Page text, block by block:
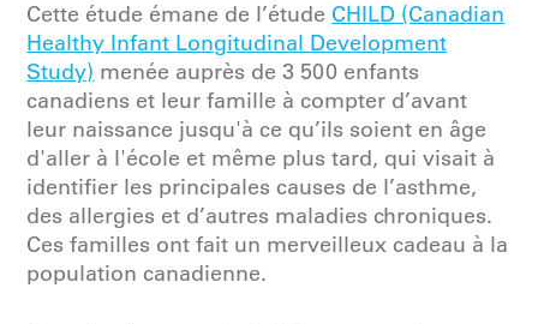
Cette étude émane de l’étude CHILD (Canadian
Healthy Infant Longitudinal Development
Study) menée auprès de 3 500 enfants
canadiens et leur famille à compter d’avant
leur naissance jusqu'à ce qu’ils soient en âge
d'aller à l'école et même plus tard, qui visait à
identifier les principales causes de l’asthme,
des allergies et d’autres maladies chroniques.
Ces familles ont fait un merveilleux cadeau à la
population canadienne.